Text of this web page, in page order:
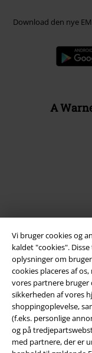
Vi bruger cookies og
kaldet "cookies".
oplysninger om
cookies placeres af
vores partnere bruger
sikkerheden af ​​vores
shoppingoplevelse,
(f.eks. personlige
og på
med partnere, der er
Download den nye
A
Juridisk
Salgs-, medlems- &
Om EMP Danmark